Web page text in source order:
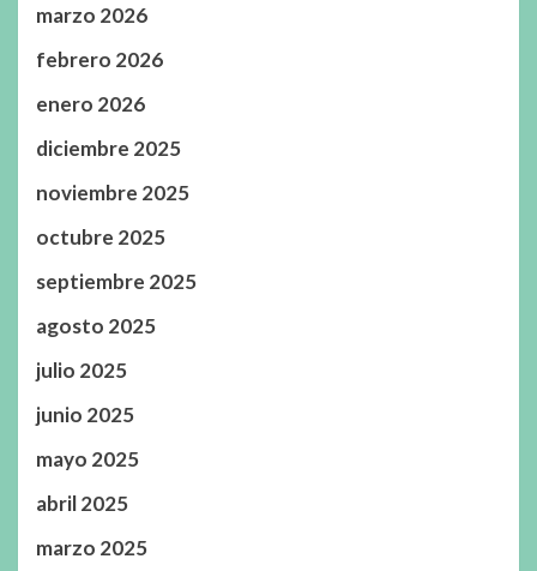
marzo 2026
febrero 2026
enero 2026
diciembre 2025
noviembre 2025
octubre 2025
septiembre 2025
agosto 2025
julio 2025
junio 2025
mayo 2025
abril 2025
marzo 2025